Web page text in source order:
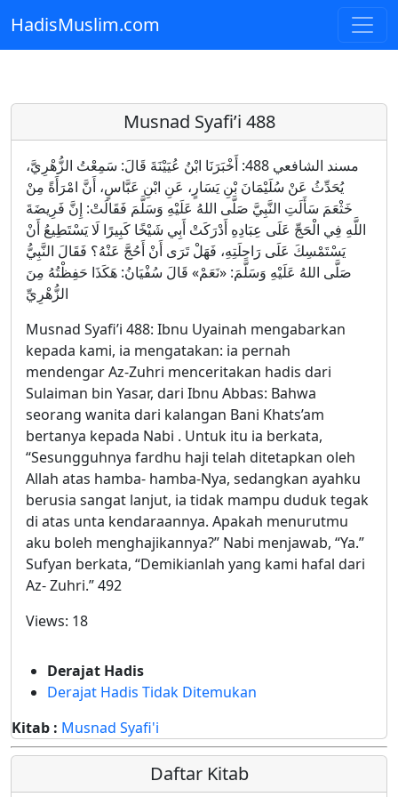
Skip to main content
HadisMuslim.com
Musnad Syafi’i 488
مسند الشافعي 488: أَخْبَرَنَا ابْنُ عُيَيْنَةَ قَالَ: سَمِعْتُ الزُّهْرِيَّ،
يُحَدِّثُ عَنْ سُلَيْمَانَ بْنِ يَسَارٍ، عَنِ ابْنِ عَبَّاسٍ، أَنَّ امْرَأَةً مِنْ
خَثْعَمَ سَأَلَتِ النَّبِيَّ صَلَّى اللهُ عَلَيْهِ وَسَلَّمَ فَقَالَتْ: إِنَّ فَرِيضَةَ
اللَّهِ فِي الْحَجِّ عَلَى عِبَادِهِ أَدْرَكَتْ أَبِي شَيْخًا كَبِيرًا لَا يَسْتَطِيعُ أَنْ
يَسْتَمْسِكَ عَلَى رَاحِلَتِهِ، فَهَلْ تَرَى أَنْ أَحُجَّ عَنْهُ؟ فَقَالَ النَّبِيُّ
صَلَّى اللهُ عَلَيْهِ وَسَلَّمَ: «نَعَمْ» قَالَ سُفْيَانُ: هَكَذَا حَفِظْتُهُ مِنَ
الزُّهْرِيِّ
Musnad Syafi’i 488: Ibnu Uyainah mengabarkan
kepada kami, ia mengatakan: ia pernah
mendengar Az-Zuhri menceritakan hadis dari
Sulaiman bin Yasar, dari Ibnu Abbas: Bahwa
seorang wanita dari kalangan Bani Khats’am
bertanya kepada Nabi . Untuk itu ia berkata,
“Sesungguhnya fardhu haji telah ditetapkan oleh
Allah atas hamba- hamba-Nya, sedangkan ayahku
berusia sangat lanjut, ia tidak mampu duduk tegak
di atas unta kendaraannya. Apakah menurutmu
aku boleh menghajikannya?” Nabi menjawab, “Ya.”
Sufyan berkata, “Demikianlah yang kami hafal dari
Az- Zuhri.” 492
Views: 18
Derajat Hadis
Derajat Hadis Tidak Ditemukan
Kitab : Musnad Syafi'i
Daftar Kitab